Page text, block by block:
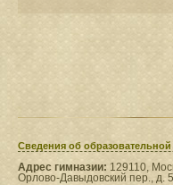
Сведения​ об образовательной
Адрес гимназии: 129110,
Орлово-Давыдовский пер., д.